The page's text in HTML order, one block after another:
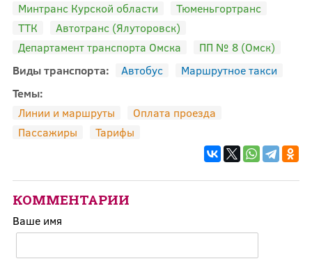
Минтранс Курской области
Тюменьгортранс
ТТК
Автотранс (Ялуторовск)
Департамент транспорта Омска
ПП № 8 (Омск)
Виды транспорта:
Автобус
Маршрутное такси
Темы:
Линии и маршруты
Оплата проезда
Пассажиры
Тарифы
КОММЕНТАРИИ
Ваше имя